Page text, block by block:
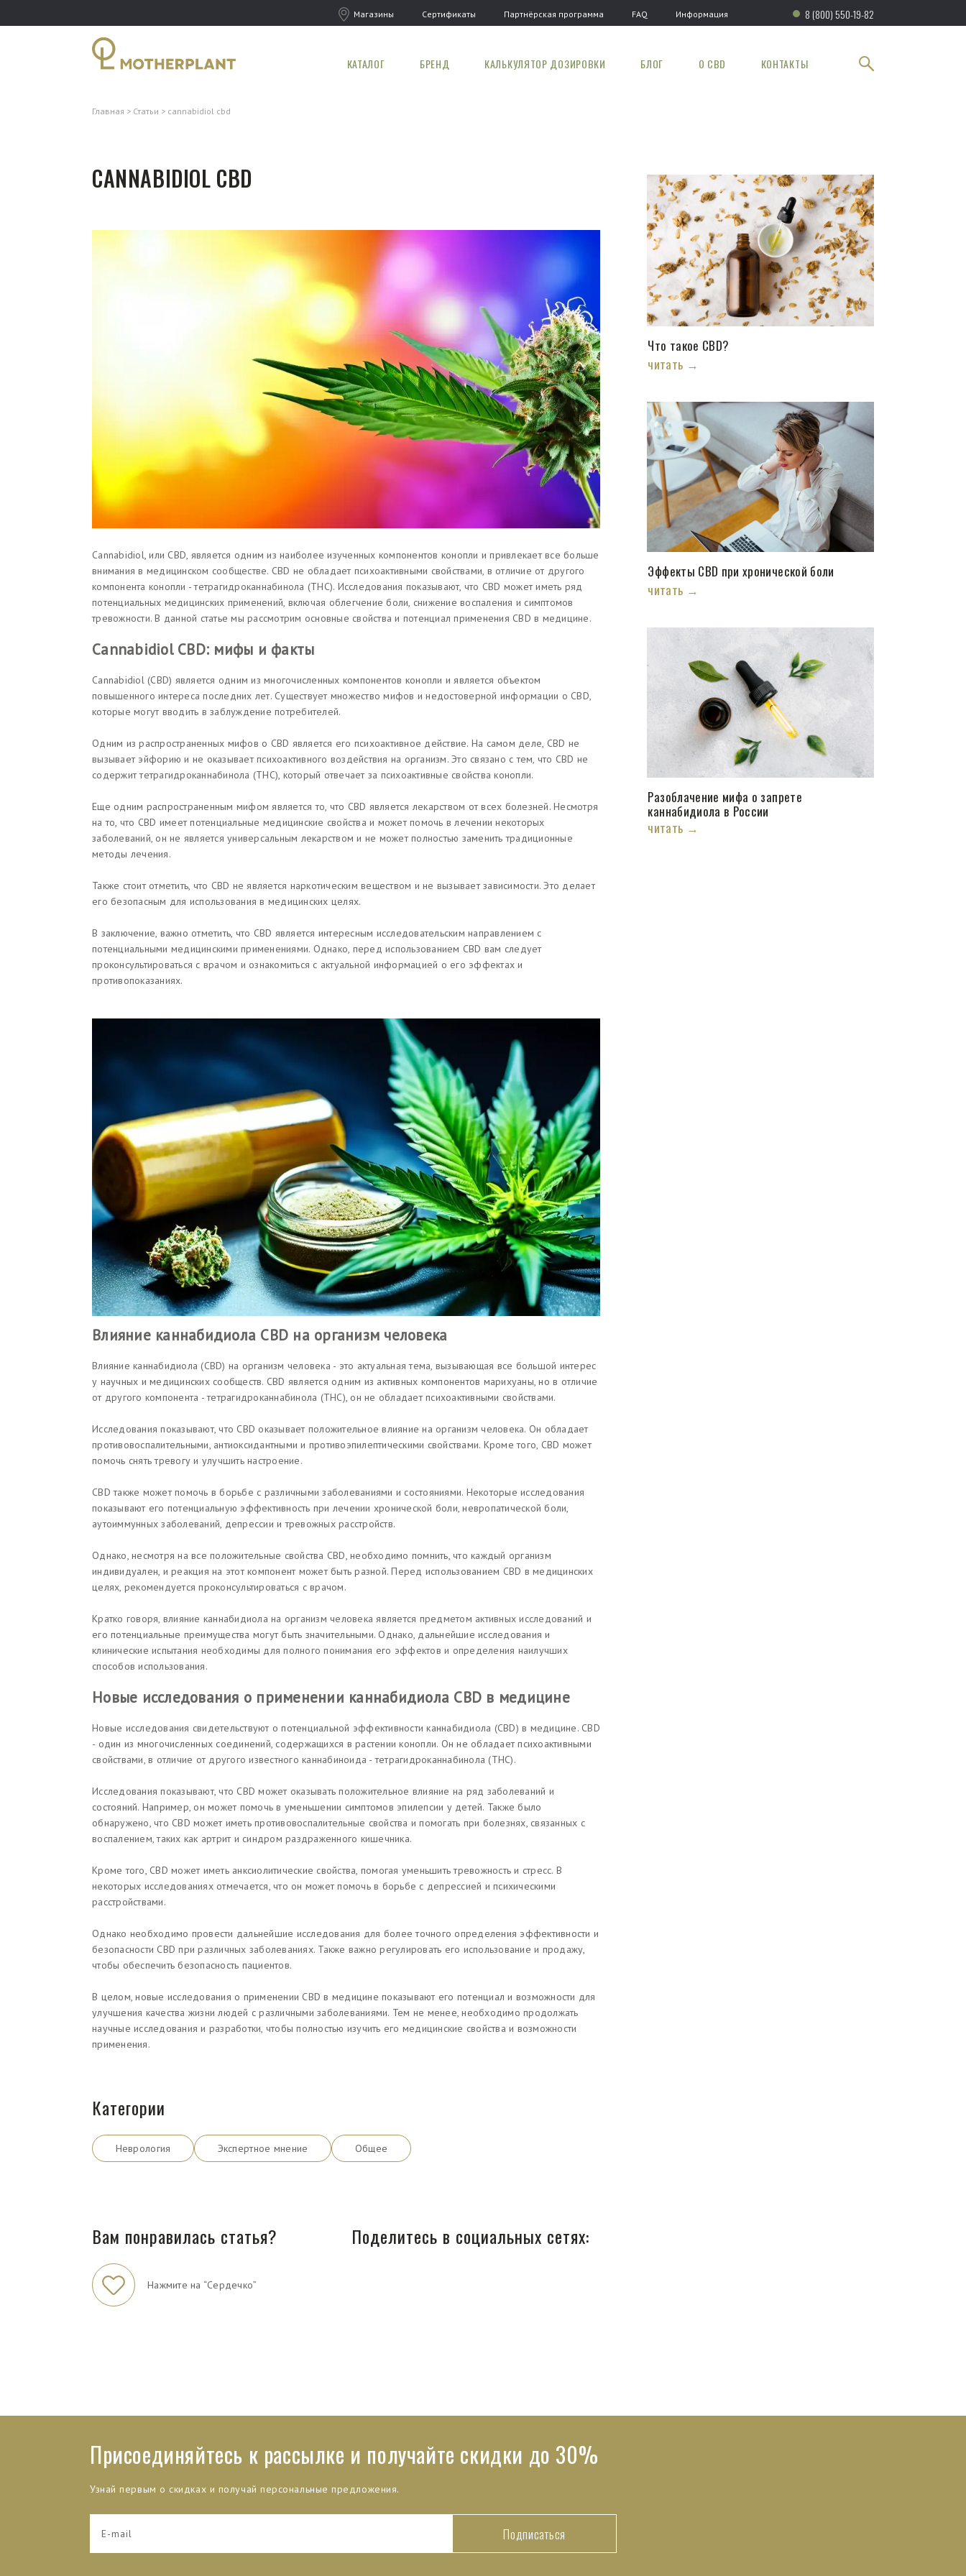
Магазины Сертификаты Партнёрская программа FAQ Информация 8 (800) 550-19-82
КАТАЛОГ БРЕНД КАЛЬКУЛЯТОР ДОЗИРОВКИ БЛОГ О CBD КОНТАКТЫ
Главная Статьи cannabidiol cbd
CANNABIDIOL CBD
Cannabidiol, или CBD, является одним из наиболее изученных компонентов конопли и привлекает все больше
внимания в медицинском сообществе. CBD не обладает психоактивными свойствами, в отличие от другого
компонента конопли - тетрагидроканнабинола (THC). Исследования показывают, что CBD может иметь ряд
потенциальных медицинских применений, включая облегчение боли, снижение воспаления и симптомов
тревожности. В данной статье мы рассмотрим основные свойства и потенциал применения CBD в медицине.
Cannabidiol CBD: мифы и факты
Cannabidiol (CBD) является одним из многочисленных компонентов конопли и является объектом
повышенного интереса последних лет. Существует множество мифов и недостоверной информации о CBD,
которые могут вводить в заблуждение потребителей.
Одним из распространенных мифов о CBD является его психоактивное действие. На самом деле, CBD не
вызывает эйфорию и не оказывает психоактивного воздействия на организм. Это связано с тем, что CBD не
содержит тетрагидроканнабинола (THC), который отвечает за психоактивные свойства конопли.
Еще одним распространенным мифом является то, что CBD является лекарством от всех болезней. Несмотря
на то, что CBD имеет потенциальные медицинские свойства и может помочь в лечении некоторых
заболеваний, он не является универсальным лекарством и не может полностью заменить традиционные
методы лечения.
Также стоит отметить, что CBD не является наркотическим веществом и не вызывает зависимости. Это делает
его безопасным для использования в медицинских целях.
В заключение, важно отметить, что CBD является интересным исследовательским направлением с
потенциальными медицинскими применениями. Однако, перед использованием CBD вам следует
проконсультироваться с врачом и ознакомиться с актуальной информацией о его эффектах и
противопоказаниях.
Влияние каннабидиола CBD на организм человека
Влияние каннабидиола (CBD) на организм человека - это актуальная тема, вызывающая все большой интерес
у научных и медицинских сообществ. CBD является одним из активных компонентов марихуаны, но в отличие
от другого компонента - тетрагидроканнабинола (THC), он не обладает психоактивными свойствами.
Исследования показывают, что CBD оказывает положительное влияние на организм человека. Он обладает
противовоспалительными, антиоксидантными и противоэпилептическими свойствами. Кроме того, CBD может
помочь снять тревогу и улучшить настроение.
CBD также может помочь в борьбе с различными заболеваниями и состояниями. Некоторые исследования
показывают его потенциальную эффективность при лечении хронической боли, невропатической боли,
аутоиммунных заболеваний, депрессии и тревожных расстройств.
Однако, несмотря на все положительные свойства CBD, необходимо помнить, что каждый организм
индивидуален, и реакция на этот компонент может быть разной. Перед использованием CBD в медицинских
целях, рекомендуется проконсультироваться с врачом.
Кратко говоря, влияние каннабидиола на организм человека является предметом активных исследований и
его потенциальные преимущества могут быть значительными. Однако, дальнейшие исследования и
клинические испытания необходимы для полного понимания его эффектов и определения наилучших
способов использования.
Новые исследования о применении каннабидиола CBD в медицине
Новые исследования свидетельствуют о потенциальной эффективности каннабидиола (CBD) в медицине. CBD
- один из многочисленных соединений, содержащихся в растении конопли. Он не обладает психоактивными
свойствами, в отличие от другого известного каннабиноида - тетрагидроканнабинола (THC).
Исследования показывают, что CBD может оказывать положительное влияние на ряд заболеваний и
состояний. Например, он может помочь в уменьшении симптомов эпилепсии у детей. Также было
обнаружено, что CBD может иметь противовоспалительные свойства и помогать при болезнях, связанных с
воспалением, таких как артрит и синдром раздраженного кишечника.
Кроме того, CBD может иметь анксиолитические свойства, помогая уменьшить тревожность и стресс. В
некоторых исследованиях отмечается, что он может помочь в борьбе с депрессией и психическими
расстройствами.
Однако необходимо провести дальнейшие исследования для более точного определения эффективности и
безопасности CBD при различных заболеваниях. Также важно регулировать его использование и продажу,
чтобы обеспечить безопасность пациентов.
В целом, новые исследования о применении CBD в медицине показывают его потенциал и возможности для
улучшения качества жизни людей с различными заболеваниями. Тем не менее, необходимо продолжать
научные исследования и разработки, чтобы полностью изучить его медицинские свойства и возможности
применения.
Категории
Неврология Экспертное мнение Общее
Вам понравилась статья?
Нажмите на “Сердечко”
Поделитесь в социальных сетях:
Что такое CBD?
читать →
Эффекты CBD при хронической боли
читать →
Разоблачение мифа о запрете
каннабидиола в России
читать →
Присоединяйтесь к рассылке и получайте скидки до 30%
Узнай первым о скидках и получай персональные предложения.
Подписаться